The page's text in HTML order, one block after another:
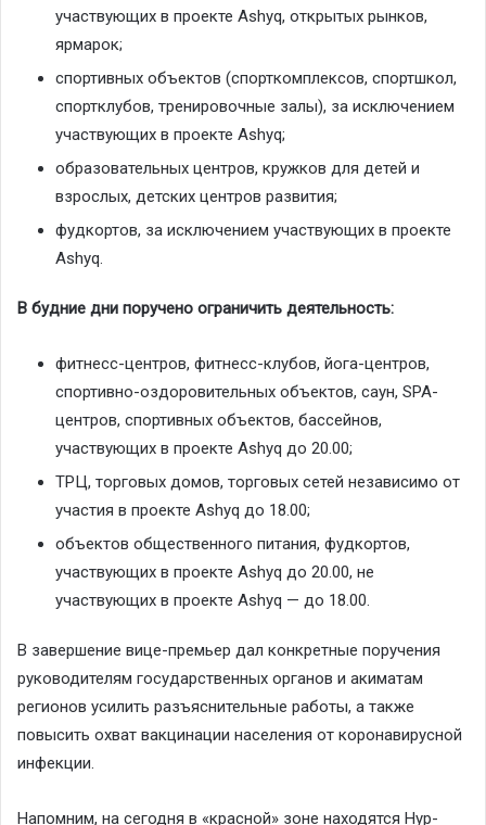
участвующих в проекте Ashyq, открытых рынков,
ярмарок;
спортивных объектов (спорткомплексов, спортшкол,
спортклубов, тренировочные залы), за исключением
участвующих в проекте Ashyq;
образовательных центров, кружков для детей и
взрослых, детских центров развития;
фудкортов, за исключением участвующих в проекте
Ashyq.
В будние дни поручено ограничить деятельность:
фитнесс-центров, фитнесс-клубов, йога-центров,
спортивно-оздоровительных объектов, саун, SPA-
центров, спортивных объектов, бассейнов,
участвующих в проекте Ashyq до 20.00;
ТРЦ, торговых домов, торговых сетей независимо от
участия в проекте Ashyq до 18.00;
объектов общественного питания, фудкортов,
участвующих в проекте Ashyq до 20.00, не
участвующих в проекте Ashyq — до 18.00.
В завершение вице-премьер дал конкретные поручения
руководителям государственных органов и акиматам
регионов усилить разъяснительные работы, а также
повысить охват вакцинации населения от коронавирусной
инфекции.
Напомним, на сегодня в «красной» зоне находятся Нур-